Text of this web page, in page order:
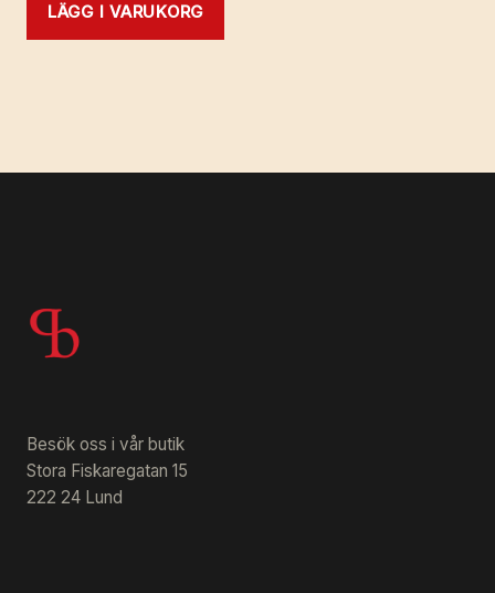
LÄGG I VARUKORG
Besök oss i vår butik
Stora Fiskaregatan 15
222 24 Lund